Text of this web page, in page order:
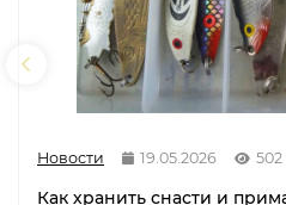
Новости 19.05.2026 502
Как хранить снасти и